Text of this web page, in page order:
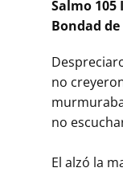
Salmo 105
Bondad
no
no
El alzó la